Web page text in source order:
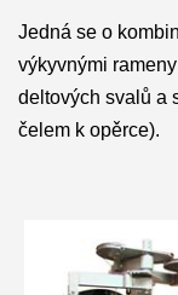
Jedná se o
výkyvnými
deltových svalů a
čelem k opěrce).